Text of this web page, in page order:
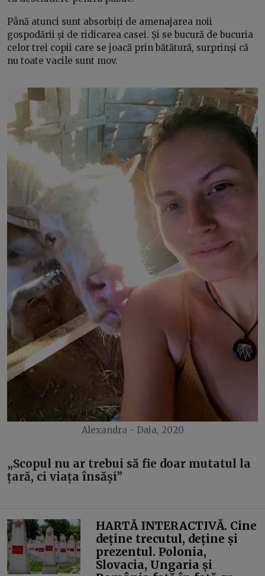
Până atunci sunt absorbiți de amenajarea noii
gospodării și de ridicarea casei. Și se bucură de bucuria
celor trei copii care se joacă prin bătătură, surprinși că
nu toate vacile sunt mov.
Alexandra - Daia, 2020
„Scopul nu ar trebui să fie doar mutatul la
țară, ci viața însăși”
HARTĂ INTERACTIVĂ. Cine
deține trecutul, deține și
prezentul. Polonia,
Slovacia, Ungaria și